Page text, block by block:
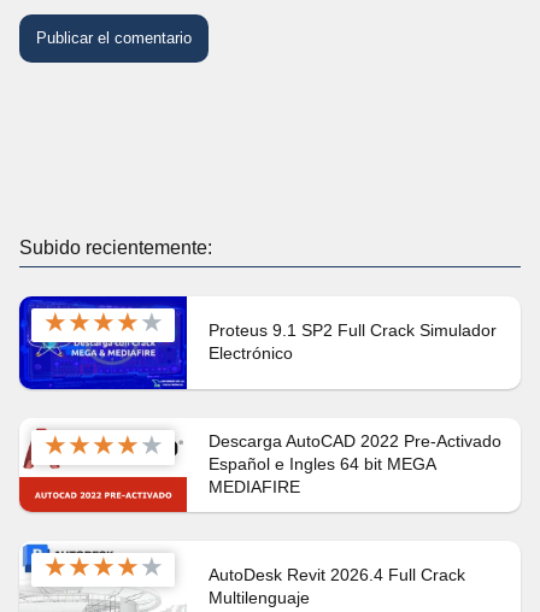
Subido recientemente:
★★★★★
Proteus 9.1 SP2 Full Crack Simulador
Electrónico
★★★★★
Descarga AutoCAD 2022 Pre-Activado
Español e Ingles 64 bit MEGA
MEDIAFIRE
★★★★★
AutoDesk Revit 2026.4 Full Crack
Multilenguaje